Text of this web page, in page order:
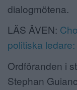
dialogmötena.
LÄS ÄVEN:
politiska
Ordföranden i
Stephan